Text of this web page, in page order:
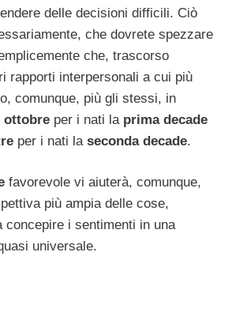
delle decisioni difficili. Ciò
che dovrete spezzare
che, trascorso
rapporti interpersonali a cui più
comunque, più gli stessi, in
ottobre per i nati la prima decade
per i nati la seconda decade.
favorevole vi aiuterà, comunque,
più ampia delle cose,
concepire i sentimenti in una
universale.